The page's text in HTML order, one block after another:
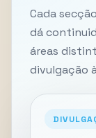
Cada
dá
áreas
divulgação